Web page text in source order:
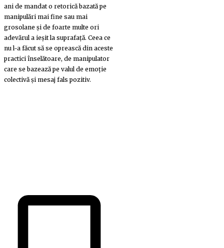
ani de mandat o retorică bazată pe
manipulări mai fine sau mai
grosolane și de foarte multe ori
adevărul a ieșit la suprafață. Ceea ce
nu l-a făcut să se oprească din aceste
practici înselătoare, de manipulator
care se bazează pe valul de emoție
colectivă și mesaj fals pozitiv.